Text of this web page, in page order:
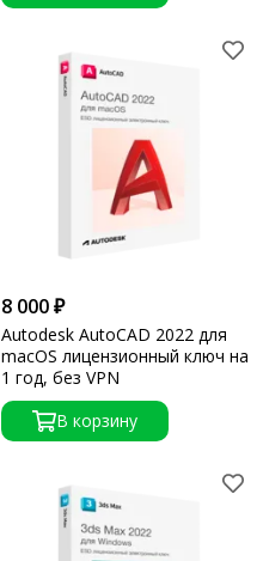
8 000 ₽
Autodesk AutoCAD 2022 для
macOS лицензионный ключ на
1 год, без VPN
В корзину